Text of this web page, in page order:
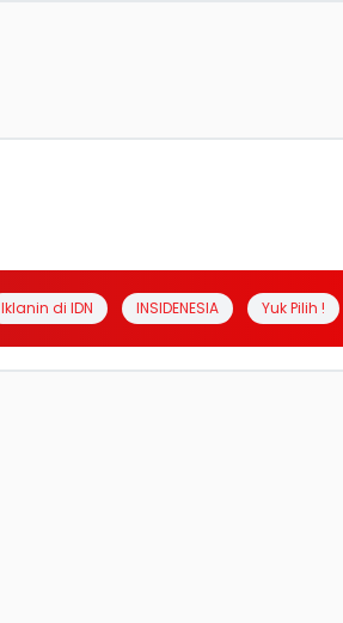
Iklanin di IDN INSIDENESIA Yuk Pilih !